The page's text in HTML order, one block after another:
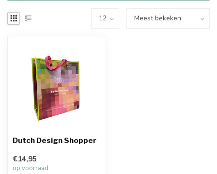
Dutch Design Shopper
€14,95
op voorraad